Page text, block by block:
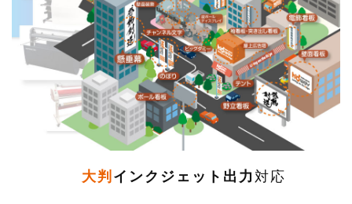
大判 インクジェット出力 対応